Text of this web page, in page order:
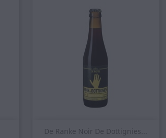
De Ranke Noir De Dottignies...
Anteprima